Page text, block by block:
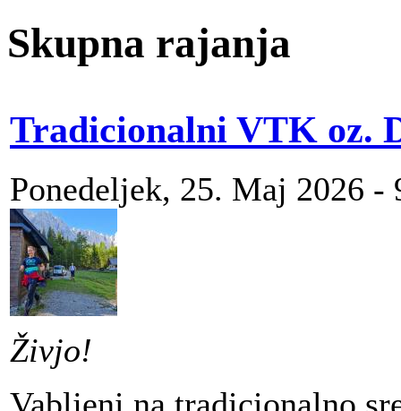
Skupna rajanja
Tradicionalni VTK oz.
Ponedeljek, 25. Maj 2026 -
Živjo!
Vabljeni na tradicionalno